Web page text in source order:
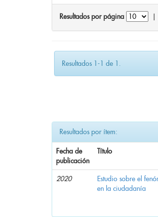
Resultados por página
Resultados 1-1 de 1.
Resultados por ítem:
Fecha de
publicación
Título
2020
Estudio sobre el
en la ciudadanía